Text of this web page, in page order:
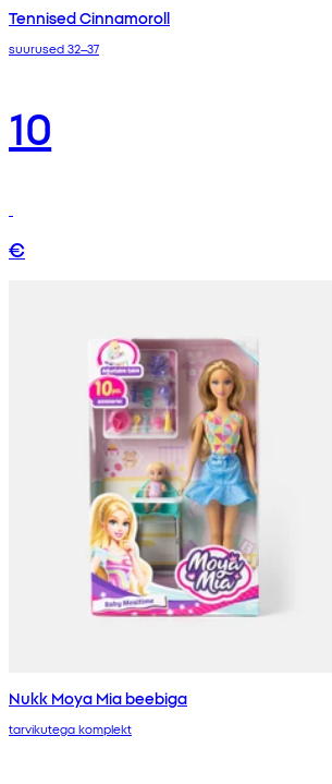
Tennised Cinnamoroll
suurused 32–37
10
€
Nukk Moya Mia beebiga
tarvikutega komplekt